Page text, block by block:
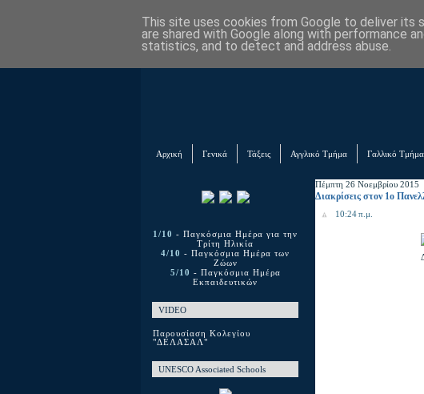
Αρχική Γενικά Τάξεις Αγγλικό Τμήμα Γαλλικό Τμήμα
1/10 - Παγκόσμια Ημέρα για την
Τρίτη Ηλικία
4/10 - Παγκόσμια Ημέρα των
Ζώων
5/10 - Παγκόσμια Ημέρα
Εκπαιδευτικών
VIDEO
Παρουσίαση Κολεγίου
"ΔΕΛΑΣΑΛ"
UNESCO Associated Schools
Πέμπτη 26 Νοεμβρίου 2015
Διακρίσεις στον 1ο
10:24 π.μ.
This site uses cookies from Google to deliver its
are shared with Google along with performance
statistics, and to detect and address abuse.